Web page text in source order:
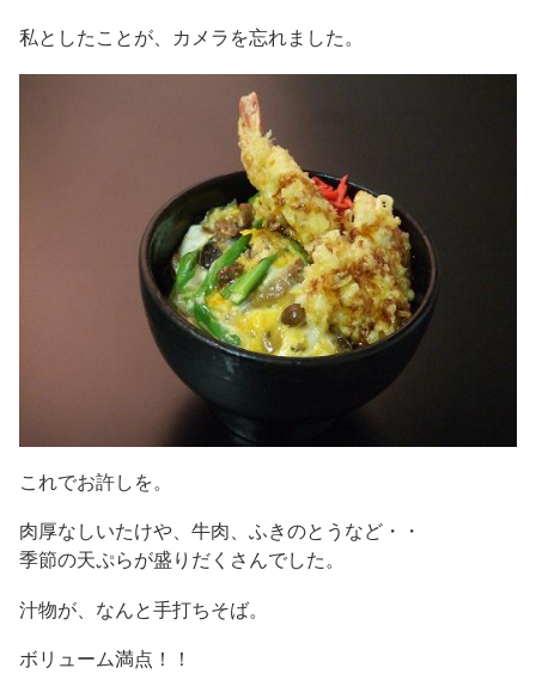
私としたことが、カメラを忘れました。
これでお許しを。
肉厚なしいたけや、牛肉、ふきのとうなど・・
季節の天ぷらが盛りだくさんでした。
汁物が、なんと手打ちそば。
ボリューム満点！！